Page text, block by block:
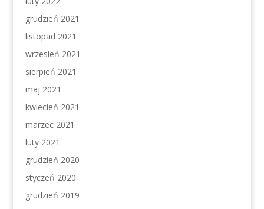
grudzień 2021
listopad 2021
wrzesień 2021
sierpień 2021
maj 2021
kwiecień 2021
marzec 2021
luty 2021
grudzień 2020
styczeń 2020
grudzień 2019